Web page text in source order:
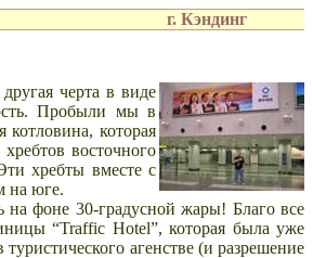
г. Кэндинг
черта в виде
Пробыли мы в
которая
восточного
хребты вместе с
на юге.
фоне 30-градусной жары! Благо все
“Traffic Hotel”, которая была уже
агенстве (и разрешение